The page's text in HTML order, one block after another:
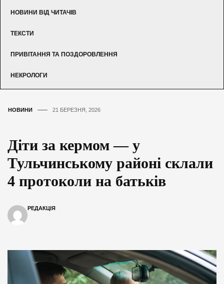
НОВИНИ ВІД ЧИТАЧІВ
ТЕКСТИ
ПРИВІТАННЯ ТА ПОЗДОРОВЛЕННЯ
НЕКРОЛОГИ
НОВИНИ 21 БЕРЕЗНЯ, 2026
Діти за кермом — у
Тульчинському районі склали
4 протоколи на батьків
РЕДАКЦІЯ